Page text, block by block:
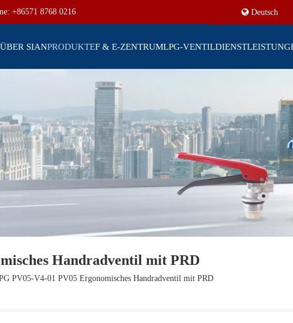
+86571 8768 0216 Deutsch
ÜBER SIANPRODUKTEF & E-ZENTRUMLPG-VENTIL
Handradventil mit PRD
PV05-V4-01 PV05 Ergonomisches Handradventil mit PRD